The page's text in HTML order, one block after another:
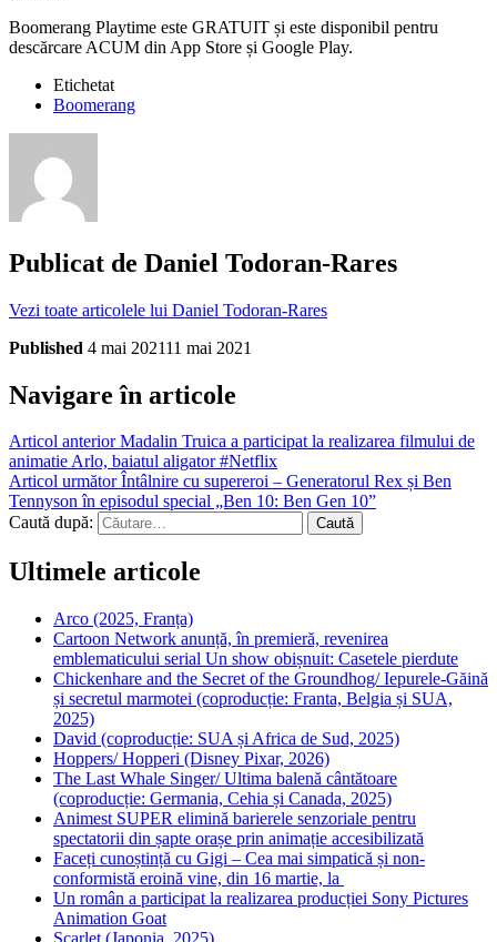
Boomerang Playtime este GRATUIT și este disponibil pentru
descărcare ACUM din App Store și Google Play.
Etichetat
Boomerang
Publicat de Daniel Todoran-Rares
Vezi toate articolele lui Daniel Todoran-Rares
Published 4 mai 202111 mai 2021
Navigare în articole
Articol anteriorMadalin Truica a participat la realizarea filmului de
animatie Arlo, baiatul aligator #Netflix
Articol următorÎntâlnire cu supereroi – Generatorul Rex și Ben
Tennyson în episodul special „Ben 10: Ben Gen 10”
Caută după:
Ultimele articole
Arco (2025, Franța)
Cartoon Network anunță, în premieră, revenirea
emblematicului serial Un show obișnuit: Casetele pierdute
Chickenhare and the Secret of the Groundhog/ Iepurele-Găină
și secretul marmotei (coproducție: Franta, Belgia și SUA,
2025)
David (coproducție: SUA și Africa de Sud, 2025)
Hoppers/ Hopperi (Disney Pixar, 2026)
The Last Whale Singer/ Ultima balenă cântătoare
(coproducție: Germania, Cehia și Canada, 2025)
Animest SUPER elimină barierele senzoriale pentru
spectatorii din șapte orașe prin animație accesibilizată
Faceți cunoștință cu Gigi – Cea mai simpatică și non-
conformistă eroină vine, din 16 martie, la
Un român a participat la realizarea producției Sony Pictures
Animation Goat